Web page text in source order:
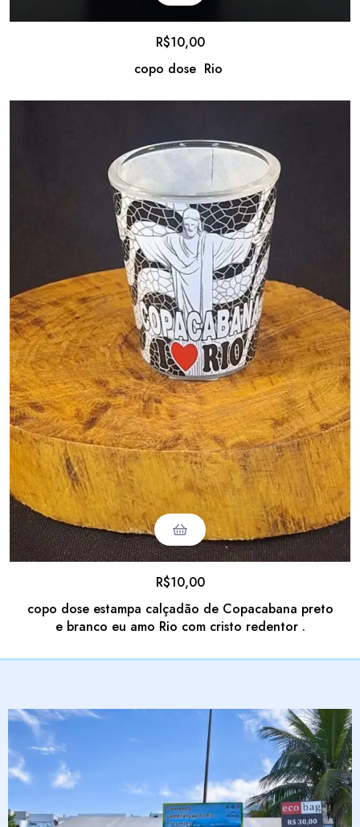
copo dose Rio
R$10,00
copo dose estampa calçadão de Copacabana preto
e branco eu amo Rio com cristo redentor .
R$10,00